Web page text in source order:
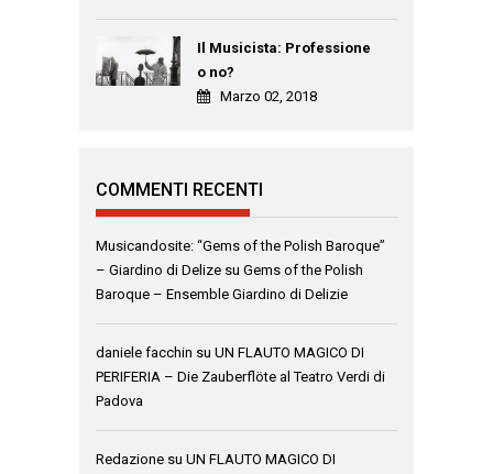
Il Musicista: Professione
o no?
Marzo 02, 2018
COMMENTI RECENTI
Musicandosite: “Gems of the Polish Baroque”
– Giardino di Delize su Gems of the Polish
Baroque – Ensemble Giardino di Delizie
daniele facchin su UN FLAUTO MAGICO DI
PERIFERIA – Die Zauberflöte al Teatro Verdi di
Padova
Redazione su UN FLAUTO MAGICO DI